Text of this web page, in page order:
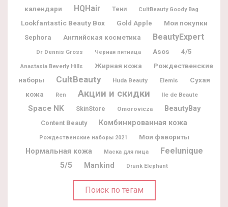
календари
HQHair Тени CultBeauty Goody Bag
Lookfantastic Beauty Box Gold Apple Мои покупки
Sephora Английская косметика BeautyExpert
Dr Dennis Gross Черная пятница Asos 4/5
Anastasia Beverly Hills Жирная кожа
Рождественские
наборы
CultBeauty Huda Beauty Elemis
Сухая
кожа
Ren Акции и скидки Ile de Beaute
Space NK SkinStore Omorovicza BeautyBay
Content Beauty Комбинированная кожа
Рождественские наборы 2021
Мои фавориты
Нормальная кожа
Маска для лица
Feelunique
5/5
Mankind Drunk Elephant
Поиск по тегам